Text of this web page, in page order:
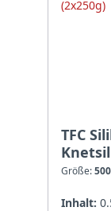
TFC
90 1:1
Größe:
Inhalt: